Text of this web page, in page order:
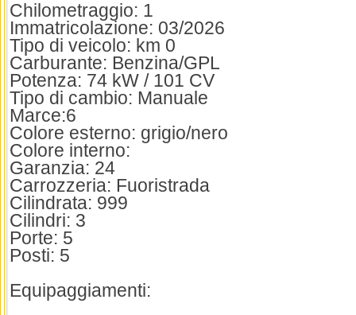
Chilometraggio: 1
Immatricolazione: 03/2026
Tipo di veicolo: km 0
Carburante: Benzina/GPL
Potenza: 74 kW / 101 CV
Tipo di cambio: Manuale
Marce:6
Colore esterno: grigio/nero
Colore interno:
Garanzia: 24
Carrozzeria: Fuoristrada
Cilindrata: 999
Cilindri: 3
Porte: 5
Posti: 5
Equipaggiamenti: